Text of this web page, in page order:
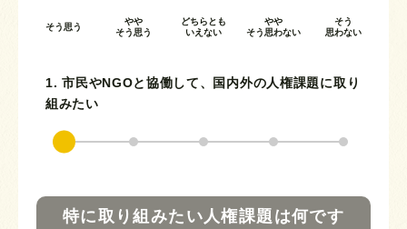
そう思う
やや
そう思う
どちらとも
いえない
やや
そう思わない
そう
思わない
1. 市民やNGOと協働して、国内外の人権課題に取り
組みたい
特に取り組みたい人権課題は何です